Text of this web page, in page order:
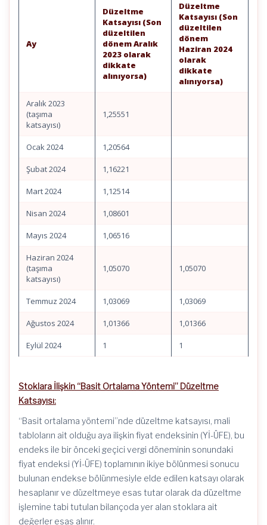
Ay
Düzeltme
Katsayısı (Son
düzeltilen
dönem Aralık
2023 olarak
dikkate
alınıyorsa)
Düzeltme
Katsayısı (Son
düzeltilen
dönem
Haziran 2024
olarak
dikkate
alınıyorsa)
Aralık 2023
(taşıma
katsayısı)
1,25551
Ocak 2024 1,20564
Şubat 2024 1,16221
Mart 2024 1,12514
Nisan 2024 1,08601
Mayıs 2024 1,06516
Haziran 2024
(taşıma
katsayısı)
1,05070 1,05070
Temmuz 2024 1,03069 1,03069
Ağustos 2024 1,01366 1,01366
Eylül 2024 1 1
Stoklara İlişkin “Basit Ortalama Yöntemi” Düzeltme
Katsayısı:
“Basit ortalama yöntemi”nde düzeltme katsayısı, mali
tabloların ait olduğu aya ilişkin fiyat endeksinin (Yİ-ÜFE), bu
endeks ile bir önceki geçici vergi döneminin sonundaki
fiyat endeksi (Yİ-ÜFE) toplamının ikiye bölünmesi sonucu
bulunan endekse bölünmesiyle elde edilen katsayı olarak
hesaplanır ve düzeltmeye esas tutar olarak da düzeltme
işlemine tabi tutulan bilançoda yer alan stoklara ait
değerler esas alınır.